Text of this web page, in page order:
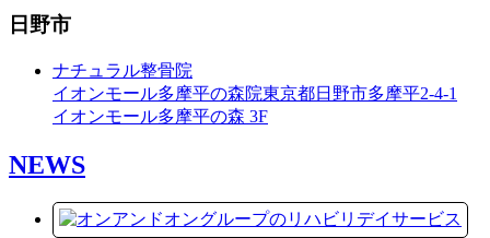
日野市
ナチュラル整骨院
イオンモール多摩平の森院東京都日野市多摩平2-4-1
イオンモール多摩平の森 3F
NEWS